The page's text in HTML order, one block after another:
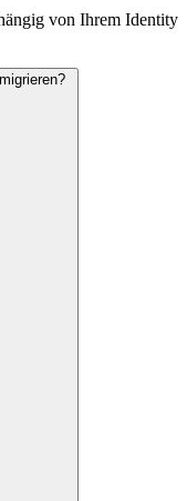
von Ihrem Identity